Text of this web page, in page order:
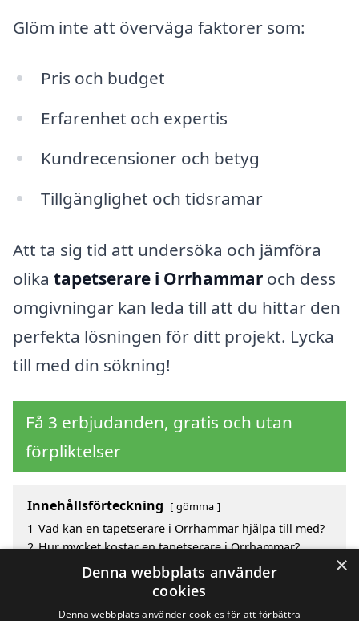
Glöm inte att överväga faktorer som:
Pris och budget
Erfarenhet och expertis
Kundrecensioner och betyg
Tillgänglighet och tidsramar
Att ta sig tid att undersöka och jämföra
olika tapetserare i Orrhammar och dess
omgivningar kan leda till att du hittar den
perfekta lösningen för ditt projekt. Lycka
till med din sökning!
Få 3 erbjudanden, gratis och utan
förpliktelser
Innehållsförteckning gömma
1 Vad kan en tapetserare i Orrhammar hjälpa till med?
2 Hur mycket kostar en tapetserare i Orrhammar?
Fördelar med att välja tapetserare i Orrhammar
Sök efter en skicklig tapetserare i de omgivande
×
Denna webbplats använder
cookies
Denna webbplats använder cookies för att förbättra